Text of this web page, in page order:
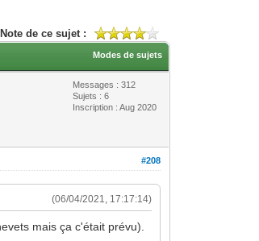
Note de ce sujet :
Modes de sujets
Messages : 312
Sujets : 6
Inscription : Aug 2020
#208
(06/04/2021, 17:17:14)
mais ça c'était prévu).